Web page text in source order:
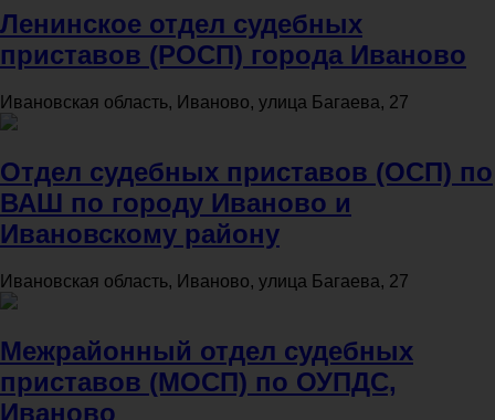
Ленинское отдел судебных
приставов (РОСП) города Иваново
Ивановская область, Иваново, улица Багаева, 27
Отдел судебных приставов (ОСП) по
ВАШ по городу Иваново и
Ивановскому району
Ивановская область, Иваново, улица Багаева, 27
Межрайонный отдел судебных
приставов (МОСП) по ОУПДС,
Иваново